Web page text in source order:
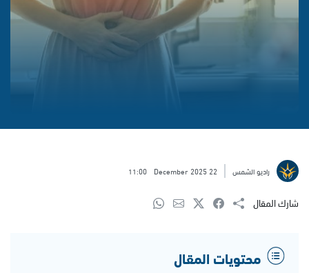
راديو الشمس 22 December 2025
11:00
شارك المقال
محتويات المقال